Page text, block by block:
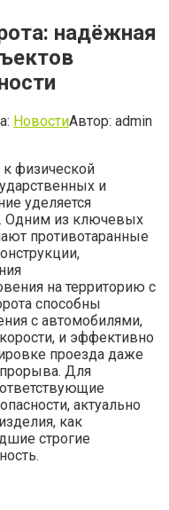
надёжная
НовостиАвтор: admin
к физической
и
уделяется
Одним из ключевых
противотаранные
на территорию с
способны
с автомобилями,
и эффективно
проезда даже
Для
актуально
как
строгие